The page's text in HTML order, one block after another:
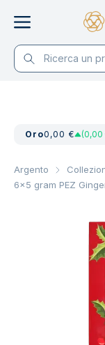
Oro0,00 € (0,00
Argento
6x5 gram PEZ